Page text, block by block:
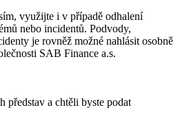
využijte i v případě odhalení
nebo incidentů. Podvody,
je rovněž možné nahlásit osobně
SAB Finance a.s.
představ a chtěli byste podat